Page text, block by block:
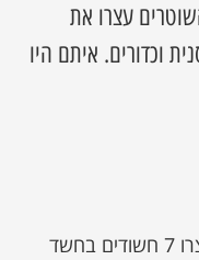
עצרו את
וכדורים. איתם היו
שוטרי בילוש עצרו 7 חשודים בחשד